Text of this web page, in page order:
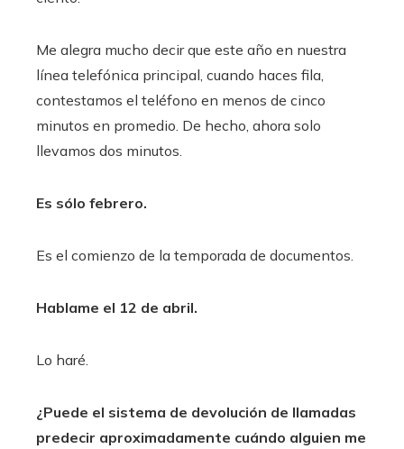
Me alegra mucho decir que este año en nuestra
línea telefónica principal, cuando haces fila,
contestamos el teléfono en menos de cinco
minutos en promedio. De hecho, ahora solo
llevamos dos minutos.
Es sólo febrero.
Es el comienzo de la temporada de documentos.
Hablame el 12 de abril.
Lo haré.
¿Puede el sistema de devolución de llamadas
predecir aproximadamente cuándo alguien me